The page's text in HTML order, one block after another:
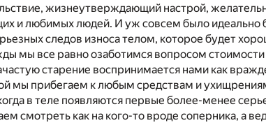
жизнеутверждающий настрой,
и любимых людей. И уж совсем было идеально
следов износа телом, которое будет
мы все равно озаботимся вопросом
старение воспринимается нами как
мы прибегаем к любым средствам и
в теле появляются первые более-менее
смотреть как на кого-то вроде соперника, а